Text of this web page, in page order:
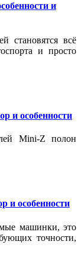
и
становятся всё
и просто
и особенности
Mini-Z полон
и особенности
машинки, это
точности,